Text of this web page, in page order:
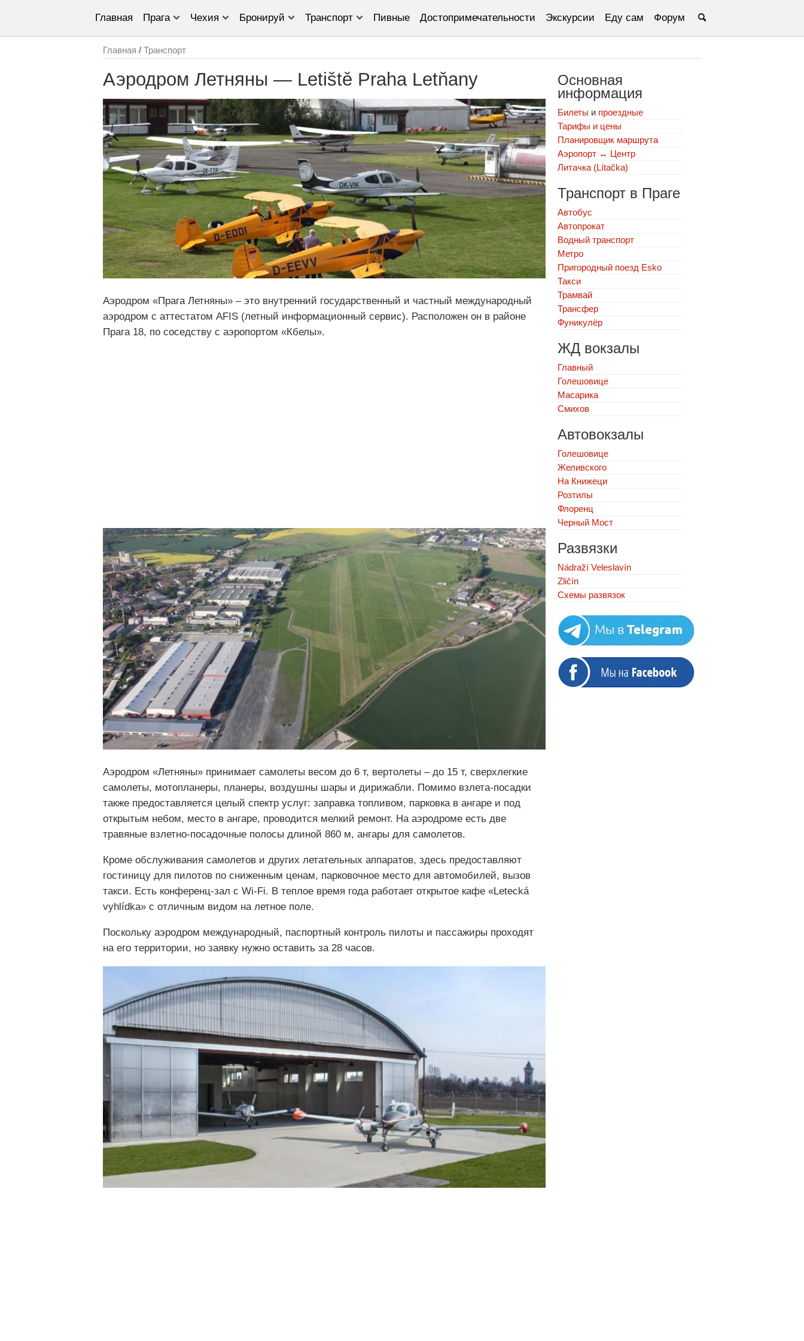
Главная Прага Чехия Бронируй Транспорт Пивные Достопримечательности Экскурсии Еду сам Форум
Главная / Транспорт
Аэродром Летняны — Letiště Praha Letňany
Аэродром «Прага Летняны» – это внутренний государственный и частный международный
аэродром с аттестатом AFIS (летный информационный сервис). Расположен он в районе
Прага 18, по соседству с аэропортом «Кбелы».
Аэродром «Летняны» принимает самолеты весом до 6 т, вертолеты – до 15 т, сверхлегкие
самолеты, мотопланеры, планеры, воздушны шары и дирижабли. Помимо взлета-посадки
также предоставляется целый спектр услуг: заправка топливом, парковка в ангаре и под
открытым небом, место в ангаре, проводится мелкий ремонт. На аэродроме есть две
травяные взлетно-посадочные полосы длиной 860 м, ангары для самолетов.
Кроме обслуживания самолетов и других летательных аппаратов, здесь предоставляют
гостиницу для пилотов по сниженным ценам, парковочное место для автомобилей, вызов
такси. Есть конференц-зал с Wi-Fi. В теплое время года работает открытое кафе «Letecká
vyhlídka» с отличным видом на летное поле.
Поскольку аэродром международный, паспортный контроль пилоты и пассажиры проходят
на его территории, но заявку нужно оставить за 28 часов.
Основная
информация
Билеты и проездные
Тарифы и цены
Планировщик маршрута
Аэропорт ↔ Центр
Литачка (Lítačka)
Транспорт в Праге
Автобус
Автопрокат
Водный транспорт
Метро
Пригородный поезд Esko
Такси
Трамвай
Трансфер
Фуникулёр
ЖД вокзалы
Главный
Голешовице
Масарика
Смихов
Автовокзалы
Голешовице
Желивского
На Книжеци
Розтилы
Флоренц
Черный Мост
Развязки
Nádraží Veleslavín
Zličín
Схемы развязок